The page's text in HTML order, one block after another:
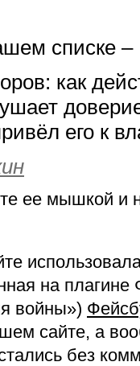
списке –
как
его к
ее мышкой и
на
войны»)
сайте, а
без